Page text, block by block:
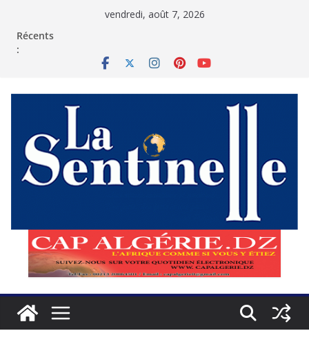
vendredi, août 7, 2026
Récents
: